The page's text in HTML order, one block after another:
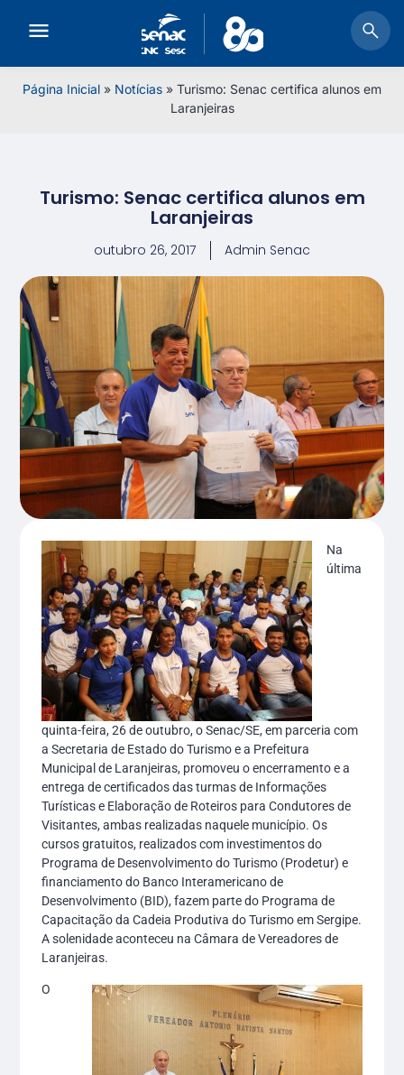
Página Inicial » Notícias » Turismo: Senac certifica alunos em
Laranjeiras
Turismo: Senac certifica alunos em
Laranjeiras
outubro 26, 2017 Admin Senac
Na
última
quinta-feira, 26 de outubro, o Senac/SE, em parceria com
a Secretaria de Estado do Turismo e a Prefeitura
Municipal de Laranjeiras, promoveu o encerramento e a
entrega de certificados das turmas de Informações
Turísticas e Elaboração de Roteiros para Condutores de
Visitantes, ambas realizadas naquele município. Os
cursos gratuitos, realizados com investimentos do
Programa de Desenvolvimento do Turismo (Prodetur) e
financiamento do Banco Interamericano de
Desenvolvimento (BID), fazem parte do Programa de
Capacitação da Cadeia Produtiva do Turismo em Sergipe.
A solenidade aconteceu na Câmara de Vereadores de
Laranjeiras.
O